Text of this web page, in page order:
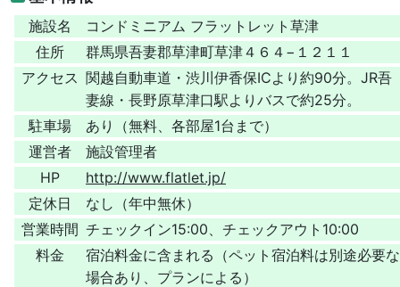
施設名
コンドミニアム フラットレット草津
住所
群馬県吾妻郡草津町草津４６４−１２１１
アクセス 関越自動車道・渋川伊香保ICより約90分。JR吾
妻線・長野原草津口駅よりバスで約25分。
駐車場
あり（無料、各部屋1台まで）
運営者
施設管理者
HP
http://www.flatlet.jp/
定休日
なし（年中無休）
営業時間 チェックイン15:00、チェックアウト10:00
料金
宿泊料金に含まれる（ペット宿泊料は別途必要な
場合あり、プランによる）